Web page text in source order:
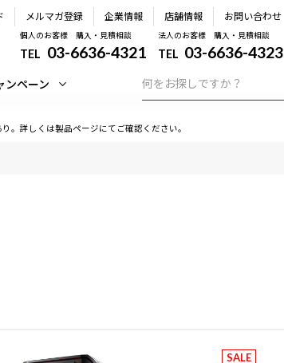
メルマガ登録 企業情報 店舗情報 お問い合わせ
個人のお客様 購入・見積相談
TEL 03-6636-4321
法人のお客様 購入・見積相談
TEL 03-6636-4323
ンペーン
。詳しくは製品ページにてご確認ください。
SALE